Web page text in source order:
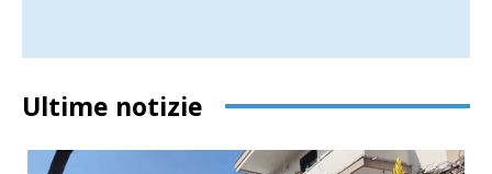
Ultime notizie